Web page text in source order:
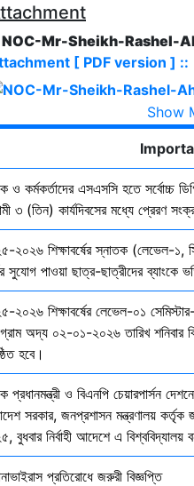
Show
NOC-Mr-Sheikh-Rashel-
[ PDF version ] ::
ও কর্মকর্তাদের এসএসসি হতে সর্বোচ্চ
৩ (তিন) কার্যদিবসের মধ্যে প্রেরণ
২০২৬ শিক্ষাবর্ষের স্নাতক (লেভেল-১,
সুযোগ পাওয়া ছাত্র-ছাত্রীদের ব্যাংকে
২০২৬ শিক্ষাবর্ষের লেভেল-০১
অদ্য ০২-০১-২০২৬ তারিখ শনিবার
হবে।
প্রধানমন্ত্রী ও বিএনপি চেয়ারপার্সন
সরকার, জনপ্রশাসন মন্ত্রণালয়
বুধবার নির্বাহী আদেশে এ বিশ্ববিদ্যালয়
প্রতিরোধে জরুরী বিজ্ঞপ্তি